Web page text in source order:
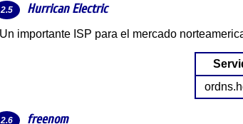
Hurrican Electric
Un importante ISP para el mercado
freenom